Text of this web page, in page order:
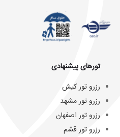
تورهای پیشنهادی
رزرو تور کیش
رزرو تور مشهد
رزرو تور اصفهان
رزرو تور قشم